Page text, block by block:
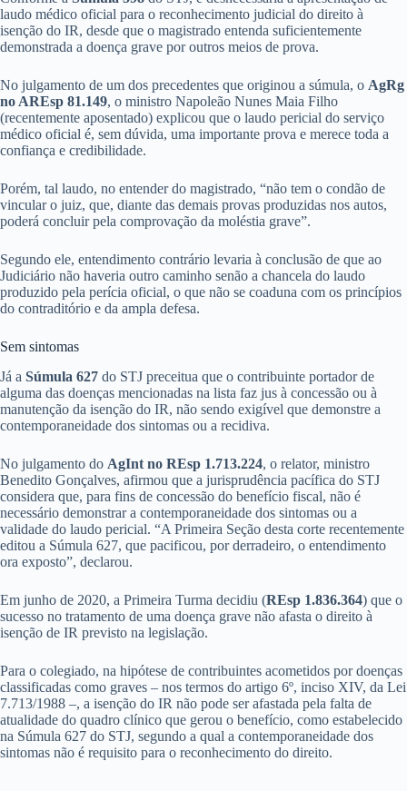
laudo médico oficial para o reconhecimento judicial do direito à
isenção do IR, desde que o magistrado entenda suficientemente
demonstrada a doença grave por outros meios de prova.
No julgamento de um dos precedentes que originou a súmula, o AgRg
no AREsp 81.149, o ministro Napoleão Nunes Maia Filho
(recentemente aposentado) explicou que o laudo pericial do serviço
médico oficial é, sem dúvida, uma importante prova e merece toda a
confiança e credibilidade.
Porém, tal laudo, no entender do magistrado, “não tem o condão de
vincular o juiz, que, diante das demais provas produzidas nos autos,
poderá concluir pela comprovação da moléstia grave”.
Segundo ele, entendimento contrário levaria à conclusão de que ao
Judiciário não haveria outro caminho senão a chancela do laudo
produzido pela perícia oficial, o que não se coaduna com os princípios
do contraditório e da ampla defesa.
Sem s​​intomas
Já a Súmula 627 do STJ preceitua que o contribuinte portador de
alguma das doenças mencionadas na lista faz jus à concessão ou à
manutenção da isenção do IR, não sendo exigível que demonstre a
contemporaneidade dos sintomas ou a recidiva.
No julgamento do AgInt no REsp 1.713.224, o relator, ministro
Benedito Gonçalves, afirmou que a jurisprudência pacífica do STJ
considera que, para fins de concessão do benefício fiscal, não é
necessário demonstrar a contemporaneidade dos sintomas ou a
validade do laudo pericial. “A Primeira Seção desta corte recentemente
editou a Súmula 627, que pacificou, por derradeiro, o entendimento
ora exposto”, declarou.
Em junho de 2020, a Primeira Turma decidiu (REsp 1.836.364) que o
sucesso no tratamento de uma doença grave não afasta o direito à
isenção de IR previsto na legislação.
Para o colegiado, na hipótese de contribuintes acometidos por doenças
classificadas como graves – nos termos do artigo 6º, inciso XIV, da Lei
7.713/1988 –, a isenção do IR não pode ser afastada pela falta de
atualidade do quadro clínico que gerou o benefício, como estabelecido
na Súmula 627 do STJ, segundo a qual a contemporaneidade dos
sintomas não é requisito para o reconhecimento do direito.